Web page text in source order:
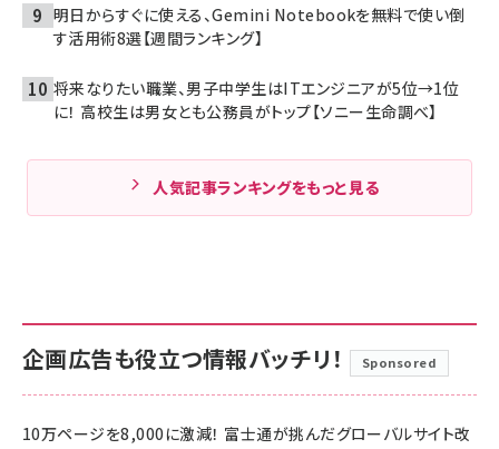
明日からすぐに使える、Gemini Notebookを無料で使い倒
す活用術8選【週間ランキング】
将来なりたい職業、男子中学生はITエンジニアが5位→1位
に！ 高校生は男女とも公務員がトップ【ソニー生命調べ】
人気記事ランキングをもっと見る
企画広告も役立つ情報バッチリ！ Sponsored
10万ページを8,000に激減！ 富士通が挑んだグローバルサイト改